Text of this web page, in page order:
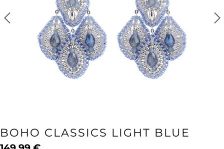
BOHO CLASSICS LIGHT BLUE